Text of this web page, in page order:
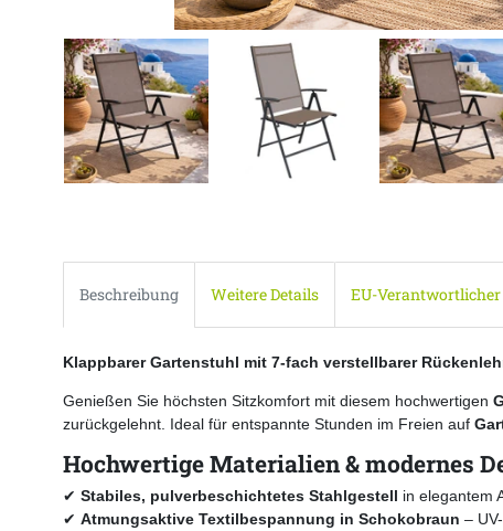
Beschreibung Weitere Details EU-Verantwortlicher
Klappbarer Gartenstuhl mit 7-fach verstellbarer
Genießen Sie höchsten Sitzkomfort mit diesem hochwertigen
zurückgelehnt. Ideal für entspannte Stunden im Freien auf
Hochwertige Materialien & modernes
✔ Stabiles, pulverbeschichtetes Stahlgestell in elegantem
✔ Atmungsaktive Textilbespannung in Schokobraun –